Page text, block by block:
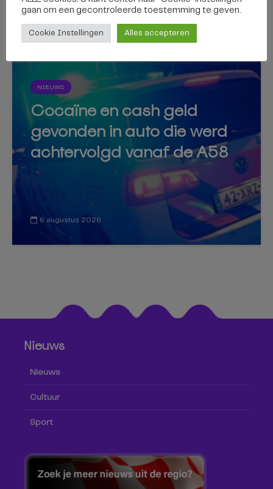
6 augustus 2026
NIEUWS
Cocaïne en cash geld
gevonden in auto die werd
achtervolgd vanaf de A58
6 augustus 2026
Nieuws
Nieuws
Cultuur
Sport
gaan om een ​​gecontroleerde toestemming te geven.
Cookie Instellingen Alles accepteren